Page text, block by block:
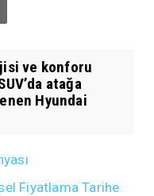
ve konforu
atağa
Hyundai
Fiyatlama Tarihe